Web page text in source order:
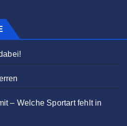
– Welche Sportart fehlt in